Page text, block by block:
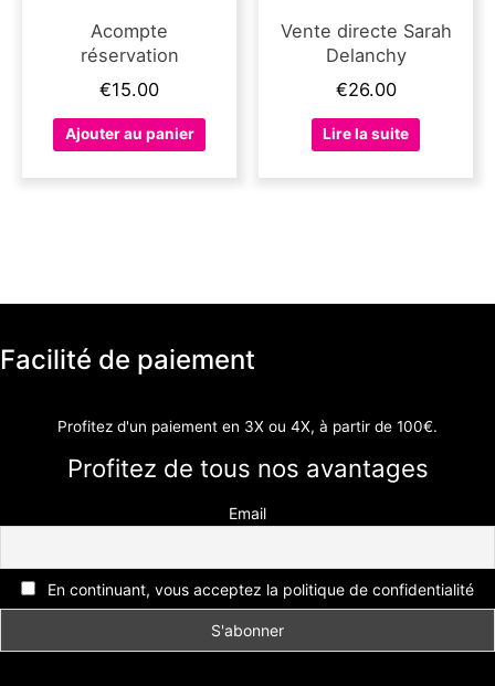
Acompte
réservation
€15.00
Ajouter au panier
Vente directe Sarah
Delanchy
€26.00
Lire la suite
Facilité de paiement
Profitez d'un paiement en 3X ou 4X, à partir de 100€.
Profitez de tous nos avantages
Email
En continuant, vous acceptez la politique de confidentialité